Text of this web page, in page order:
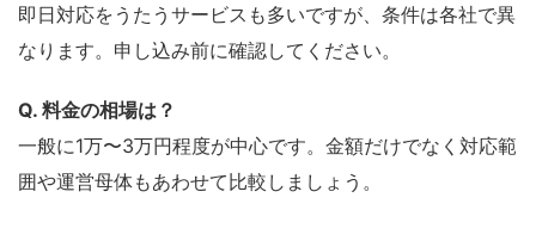
即日対応をうたうサービスも多いですが、条件は各社で異
なります。申し込み前に確認してください。
Q. 料金の相場は？
一般に1万〜3万円程度が中心です。金額だけでなく対応範
囲や運営母体もあわせて比較しましょう。